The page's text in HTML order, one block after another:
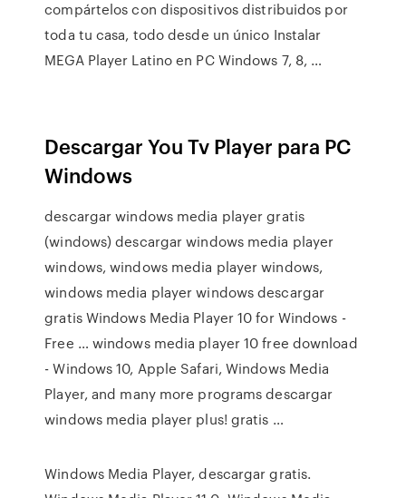
compártelos con dispositivos distribuidos por
toda tu casa, todo desde un único Instalar
MEGA Player Latino en PC Windows 7, 8, …
Descargar You Tv Player para PC
Windows
descargar windows media player gratis
(windows) descargar windows media player
windows, windows media player windows,
windows media player windows descargar
gratis Windows Media Player 10 for Windows -
Free … windows media player 10 free download
- Windows 10, Apple Safari, Windows Media
Player, and many more programs descargar
windows media player plus! gratis …
Windows Media Player, descargar gratis.